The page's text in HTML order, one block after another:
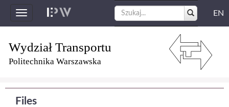
Toggle
navigation
EN
Wydział Transportu
Politechnika Warszawska
Files